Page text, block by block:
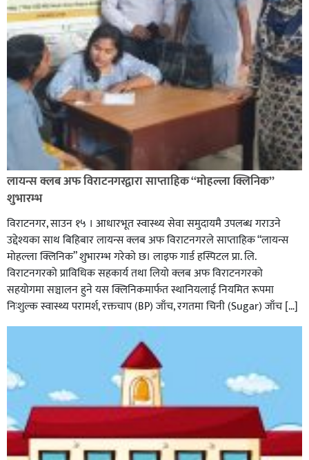
लायन्स क्लब अफ विराटनगरद्वारा साप्ताहिक “मोहल्ला क्लिनिक”
शुभारम्भ
विराटनगर, साउन १५ । आधारभूत स्वास्थ्य सेवा समुदायमै उपलब्ध गराउने
उद्देश्यका साथ बिहिबार लायन्स क्लब अफ विराटनगरले साप्ताहिक “लायन्स
मोहल्ला क्लिनिक” शुभारम्भ गरेकाे छ। लाइफ गार्ड हस्पिटल प्रा. लि.
विराटनगरको प्राविधिक सहकार्य तथा लियो क्लब अफ विराटनगरको
सहयोगमा सञ्चालन हुने यस क्लिनिकमार्फत स्थानियलाई नियमित रूपमा
निःशुल्क स्वास्थ्य परामर्श, रक्तचाप (BP) जाँच, रगतमा चिनी (Sugar) जाँच […]